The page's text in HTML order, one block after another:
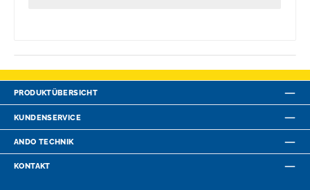
PRODUKTÜBERSICHT
KUNDENSERVICE
ANDO TECHNIK
KONTAKT